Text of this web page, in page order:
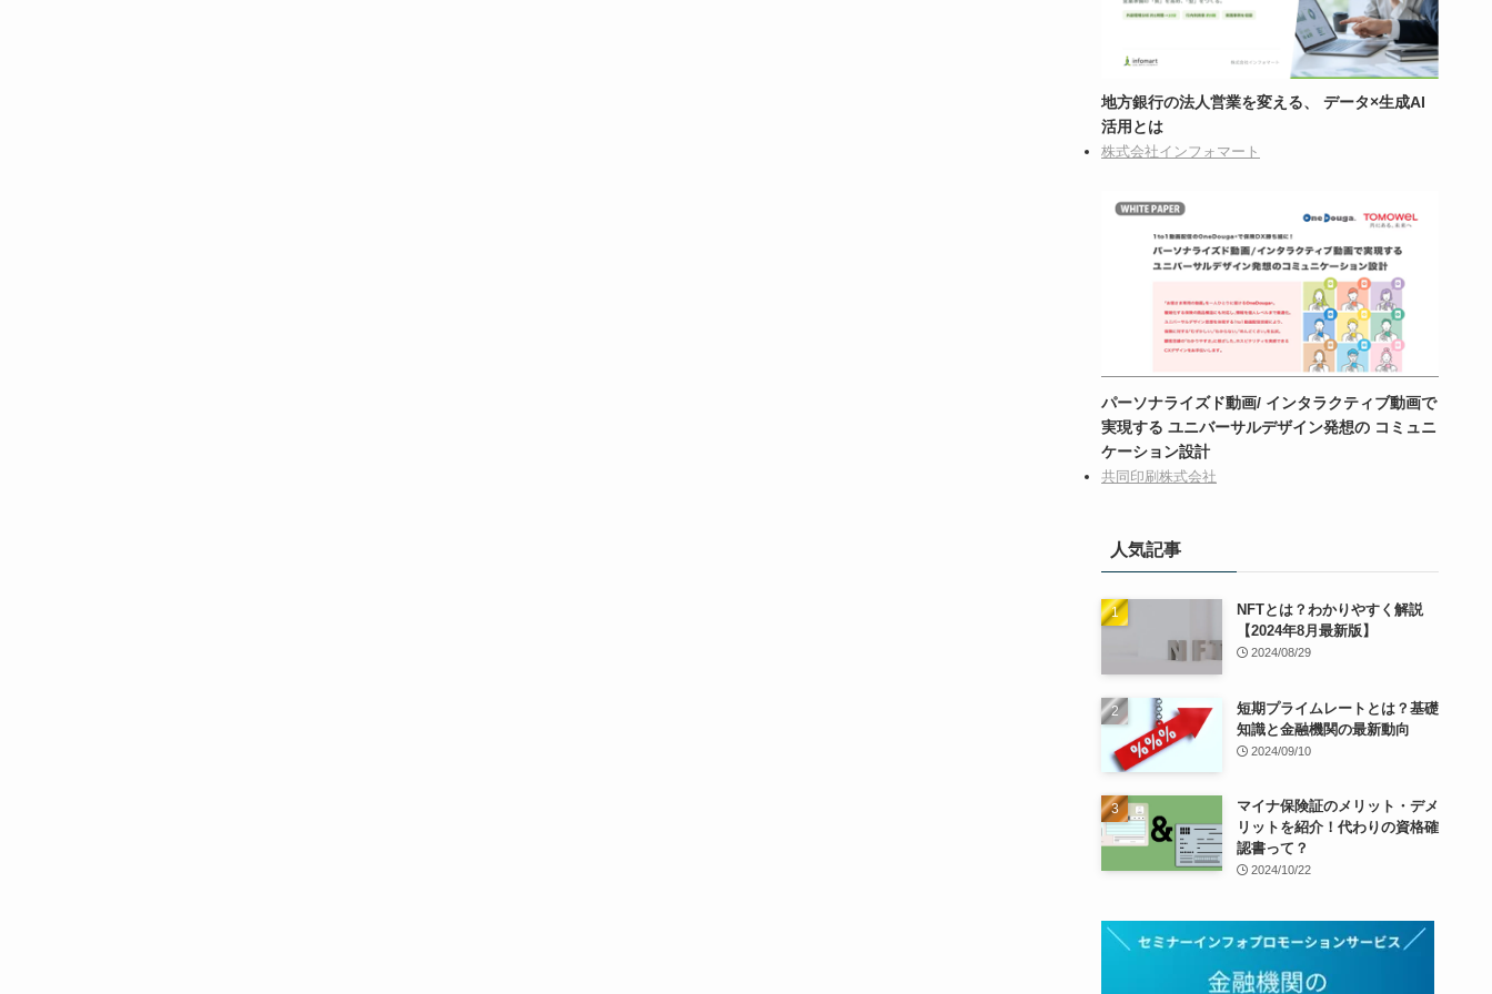
地方銀行の法人営業を変える、 データ×生成AI
活用とは
株式会社インフォマート
パーソナライズド動画/ インタラクティブ動画で
実現する ユニバーサルデザイン発想の コミュニ
ケーション設計
共同印刷株式会社
人気記事
NFTとは？わかりやすく解説
【2024年8月最新版】
2024/08/29
短期プライムレートとは？基礎
知識と金融機関の最新動向
2024/09/10
マイナ保険証のメリット・デメ
リットを紹介！代わりの資格確
認書って？
2024/10/22